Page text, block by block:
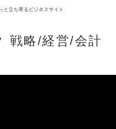
と立ち寄るビジネスサイト
戦略/経営/会計